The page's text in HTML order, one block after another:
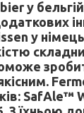
у
у
SafAle™